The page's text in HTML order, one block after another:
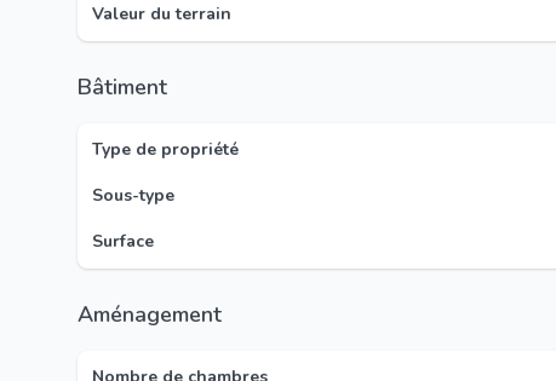
Valeur du terrain
Bâtiment
Type de propriété
Sous-type
Surface
Aménagement